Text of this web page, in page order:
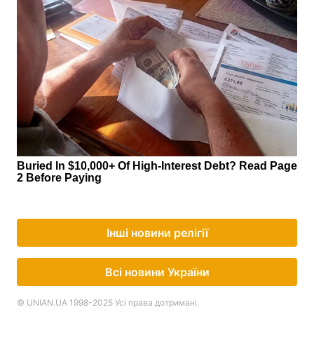
Інші новини релігії
Всі новини України
© UNIAN.UA 1998-2025 Усі права дотримані.